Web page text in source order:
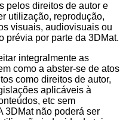
pelos direitos de autor e
utilização, reprodução,
visuais, audiovisuais ou
prévia por parte da 3DMat.
integralmente as
como a abster-se de atos
como direitos de autor,
aplicáveis à
etc sem
3DMat não poderá ser